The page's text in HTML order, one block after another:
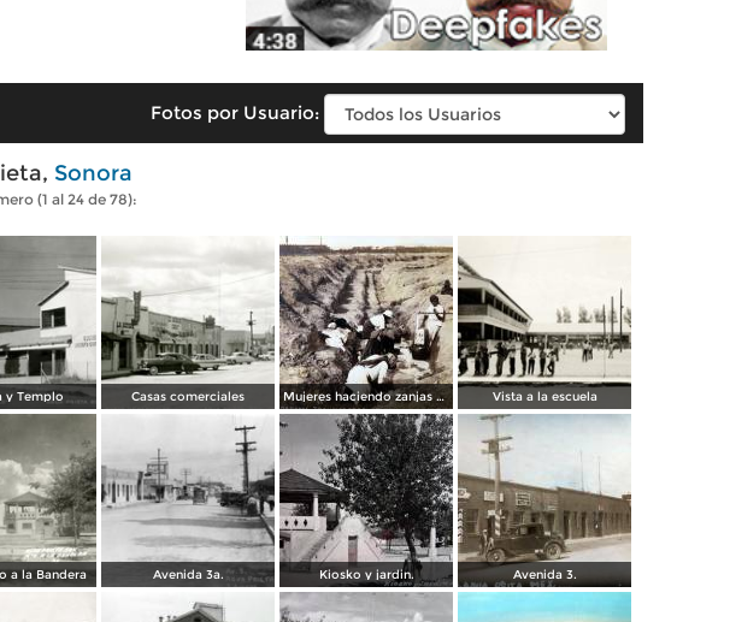
Fotos por Usuario:
Sonora
(1 al 24 de 78):
y Templo Casas comerciales Mujeres haciendo zanjas de defensa ( Circulada en 1915 ). Vista a la escuela
a la Bandera Avenida 3a. Kiosko y jardin. Avenida 3.